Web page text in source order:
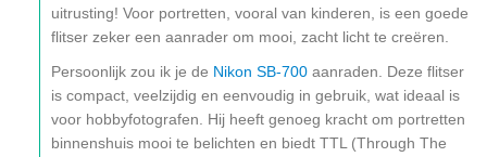
uitrusting! Voor portretten, vooral van kinderen, is een goede
flitser zeker een aanrader om mooi, zacht licht te creëren.
Persoonlijk zou ik je de Nikon SB-700 aanraden. Deze flitser
is compact, veelzijdig en eenvoudig in gebruik, wat ideaal is
voor hobbyfotografen. Hij heeft genoeg kracht om portretten
binnenshuis mooi te belichten en biedt TTL (Through The